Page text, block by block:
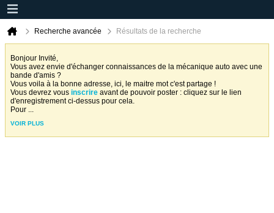
Recherche avancée Résultats de la recherche
Bonjour Invité,
Vous avez envie d'échanger connaissances de la mécanique auto avec une
bande d'amis ?
Vous voila à la bonne adresse, ici, le maitre mot c'est partage !
Vous devrez vous inscrire avant de pouvoir poster : cliquez sur le lien
d'enregistrement ci-dessus pour cela.
Pour ...
VOIR PLUS